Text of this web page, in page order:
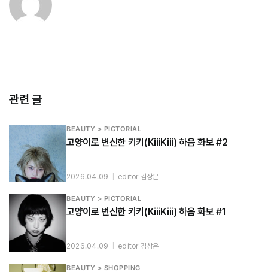
관련 글
BEAUTY > PICTORIAL
고양이로 변신한 키키(KiiiKiii) 하음 화보 #2
2026.04.09 editor 김상은
BEAUTY > PICTORIAL
고양이로 변신한 키키(KiiiKiii) 하음 화보 #1
2026.04.09 editor 김상은
BEAUTY > SHOPPING